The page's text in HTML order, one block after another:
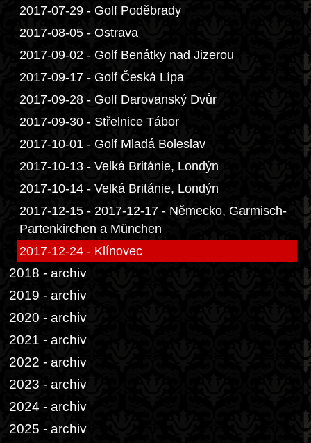
2017-07-29 - Golf Poděbrady
2017-08-05 - Ostrava
2017-09-02 - Golf Benátky nad Jizerou
2017-09-17 - Golf Česká Lípa
2017-09-28 - Golf Darovanský Dvůr
2017-09-30 - Střelnice Tábor
2017-10-01 - Golf Mladá Boleslav
2017-10-13 - Velká Británie, Londýn
2017-10-14 - Velká Británie, Londýn
2017-12-15 - 2017-12-17 - Německo, Garmisch-
Partenkirchen a München
2017-12-24 - Klínovec
2018 - archiv
2019 - archiv
2020 - archiv
2021 - archiv
2022 - archiv
2023 - archiv
2024 - archiv
2025 - archiv